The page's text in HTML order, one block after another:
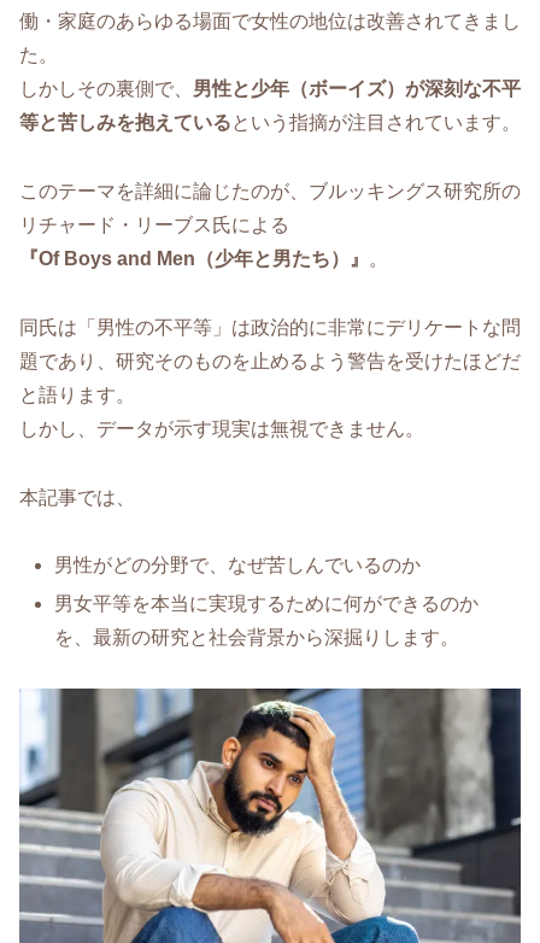
働・家庭のあらゆる場面で女性の地位は改善されてきまし
た。
しかしその裏側で、 男性と少年（ボーイズ）が深刻な不平
等と苦しみを抱えているという指摘が注目されています。
このテーマを詳細に論じたのが、ブルッキングス研究所の
リチャード・リーブス氏による
『Of Boys and Men（少年と男たち）』
。
同氏は「男性の不平等」は政治的に非常にデリケートな問
題であり、研究そのものを止めるよう警告を受けたほどだ
と語ります。
しかし、データが示す現実は無視できません。
本記事では、
男性がどの分野で、なぜ苦しんでいるのか
男女平等を本当に実現するために何ができるのか
を、最新の研究と社会背景から深掘りします。